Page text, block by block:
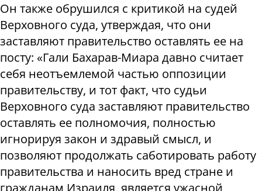
Он также обрушился с критикой на судей
Верховного суда, утверждая, что они
заставляют правительство оставлять ее на
посту: «Гали Бахарав-Миара давно считает
себя неотъемлемой частью оппозиции
правительству, и тот факт, что судьи
Верховного суда заставляют правительство
оставлять ее полномочия, полностью
игнорируя закон и здравый смысл, и
позволяют продолжать саботировать работу
правительства и наносить вред стране и